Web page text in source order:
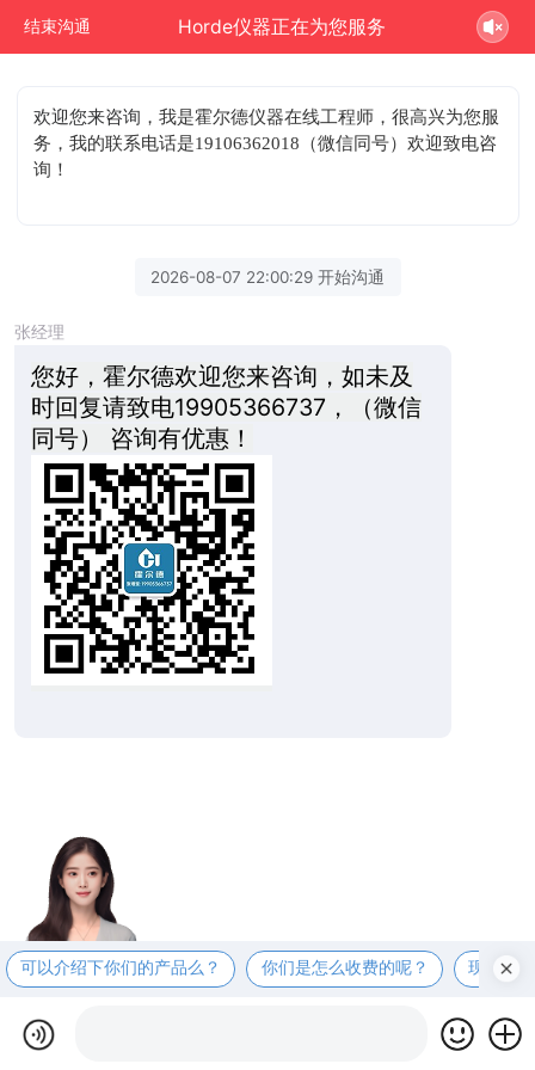
结束沟通 Horde仪器正在为您服务
欢迎您来咨询 ，我是霍尔德仪器在线工程师，很高兴为您服
务，我的联系电话是19106362018（微信同号）欢迎致电咨
询！
2026-08-07 22:00:29 开始沟通
张经理
您好，霍尔德欢迎您来咨询，如未及
时回复请致电19905366737，（微信
同号） 咨询有优惠！
可以介绍下你们的产品么？ 你们是怎么收费的呢？ 现在有